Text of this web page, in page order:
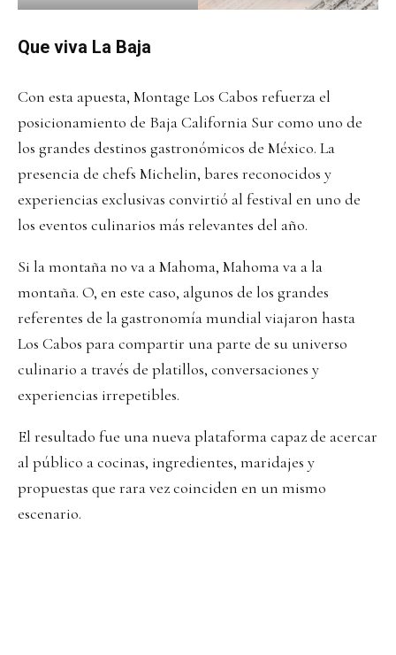
Que viva La Baja
Con esta apuesta, Montage Los Cabos refuerza el
posicionamiento de Baja California Sur como uno de
los grandes destinos gastronómicos de México. La
presencia de chefs Michelin, bares reconocidos y
experiencias exclusivas convirtió al festival en uno de
los eventos culinarios más relevantes del año.
Si la montaña no va a Mahoma, Mahoma va a la
montaña. O, en este caso, algunos de los grandes
referentes de la gastronomía mundial viajaron hasta
Los Cabos para compartir una parte de su universo
culinario a través de platillos, conversaciones y
experiencias irrepetibles.
El resultado fue una nueva plataforma capaz de acercar
al público a cocinas, ingredientes, maridajes y
propuestas que rara vez coinciden en un mismo
escenario.